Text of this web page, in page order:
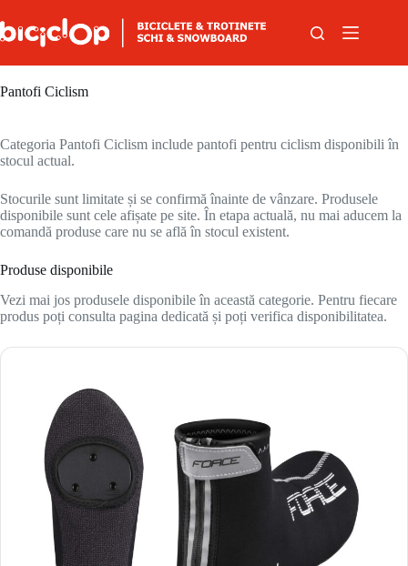
Pantofi Ciclism
Categoria Pantofi Ciclism include pantofi pentru ciclism disponibili în
stocul actual.
Stocurile sunt limitate și se confirmă înainte de vânzare. Produsele
disponibile sunt cele afișate pe site. În etapa actuală, nu mai aducem la
comandă produse care nu se află în stocul existent.
Produse disponibile
Vezi mai jos produsele disponibile în această categorie. Pentru fiecare
produs poți consulta pagina dedicată și poți verifica disponibilitatea.